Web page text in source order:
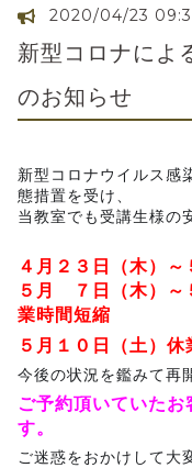
2020/04/23
新型コロナによ
のお知らせ
新型コロナウイルス感
態措置を受け、
当教室でも受講生様の
４月２３日（木）
５月 ７日（木）～
業時間短縮
５月１０日（土）
今後の状況を鑑みて再
ご予約頂いていたお
す。
ご迷惑をおかけして大